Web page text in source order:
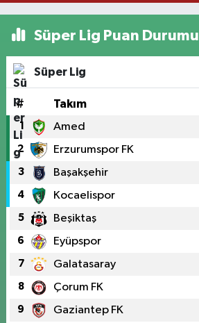
Süper Lig Puan Durumu
Süper Lig
# Takım
1 Amed
2 Erzurumspor FK
3 Başakşehir
4 Kocaelispor
5 Beşiktaş
6 Eyüpspor
7 Galatasaray
8 Çorum FK
9 Gaziantep FK